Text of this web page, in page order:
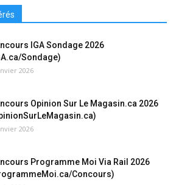
IGA Sondage 2026
Sondage)
2026
Opinion Sur Le Magasin.ca 2026
2026
Programme Moi Via Rail 2026
Concours)